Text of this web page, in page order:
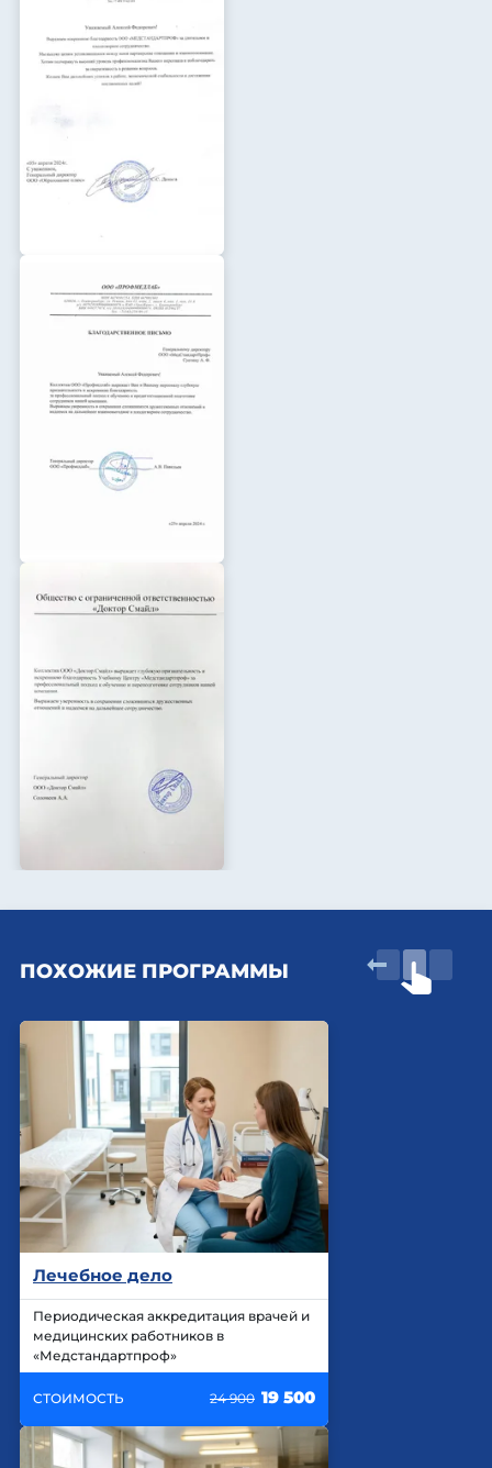
ПОХОЖИЕ ПРОГРАММЫ
Лечебное дело
Периодическая аккредитация врачей и
медицинских работников в
«Медстандартпроф»
СТОИМОСТЬ 24 900 19 500